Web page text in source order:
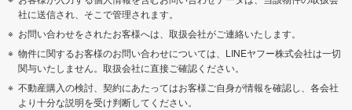
社に送信され、そこで管理されます。
お問い合わせをされたお客様へは、取扱会社がご連絡いたします。
物件に関するお客様のお問い合わせについては、LINEヤフー株式会社は一切
関与いたしません。取扱会社に直接ご確認ください。
不動産購入の検討、契約にあたってはお客様ご自身が情報を確認し、各会社
より十分な説明を受け判断してください。